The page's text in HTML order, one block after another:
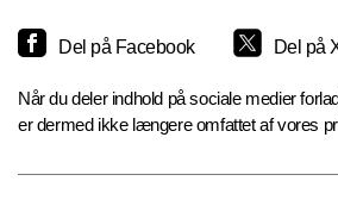
Del på Facebook Del på
Når du deler indhold på sociale medier
er dermed ikke længere omfattet af vores